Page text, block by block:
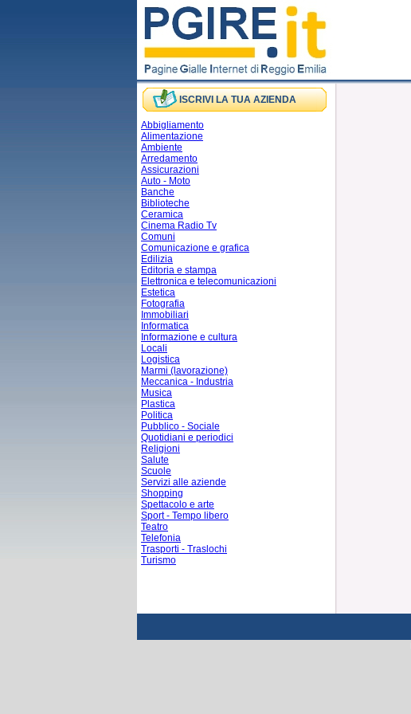
ISCRIVI LA TUA AZIENDA
Abbigliamento
Alimentazione
Ambiente
Arredamento
Assicurazioni
Auto - Moto
Banche
Biblioteche
Ceramica
Cinema Radio Tv
Comuni
Comunicazione e grafica
Edilizia
Editoria e stampa
Elettronica e telecomunicazioni
Estetica
Fotografia
Immobiliari
Informatica
Informazione e cultura
Locali
Logistica
Marmi (lavorazione)
Meccanica - Industria
Musica
Plastica
Politica
Pubblico - Sociale
Quotidiani e periodici
Religioni
Salute
Scuole
Servizi alle aziende
Shopping
Spettacolo e arte
Sport - Tempo libero
Teatro
Telefonia
Trasporti - Traslochi
Turismo